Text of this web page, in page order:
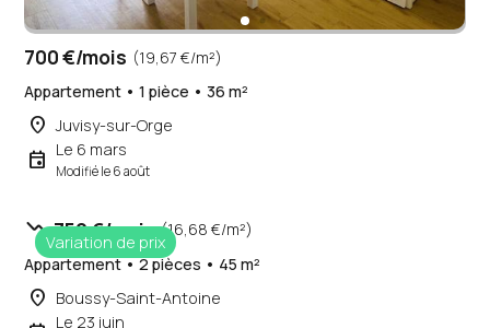
700 €/mois (19,67 €/m²)
Appartement • 1 pièce • 36 m²
place Juvisy-sur-Orge
event Le 6 mars
Modifié le 6 août
Variation de prix
trending_down750 €/mois (16,68 €/m²)
Appartement • 2 pièces • 45 m²
place Boussy-Saint-Antoine
Le 23 juin